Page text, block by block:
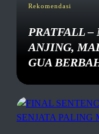
Rekomendasi
PRATFALL
ANJING,
GUA